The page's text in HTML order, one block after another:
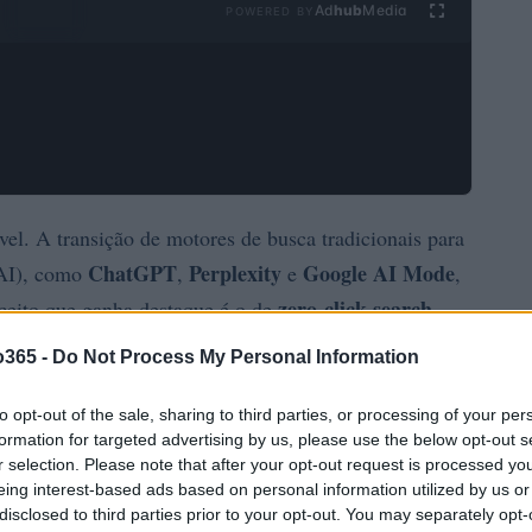
- Do Not Process My Personal Information
opt-out of the sale, sharing to third parties, or processing of your
for targeted advertising by us, please use the below opt-out
selection. Please note that after your opt-out request is processed
interest-based ads based on personal information utilized by us
to third parties prior to your opt-out. You may separately
Ad hubMedia
A transição de motores de busca tradicionais para
como ChatGPT, Perplexity e Google AI Mode,
que ganha destaque é o dezero-click search,
SERPs sem precisar clicar em nenhum link.
varia entre 78% e 99%. Como isso impacta a forma